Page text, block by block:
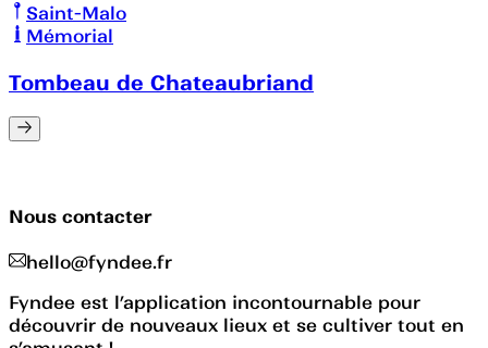
Saint-Malo
Mémorial
Tombeau de Chateaubriand
Nous contacter
hello@fyndee.fr
Fyndee est l’application incontournable pour
découvrir de nouveaux lieux et se cultiver tout en